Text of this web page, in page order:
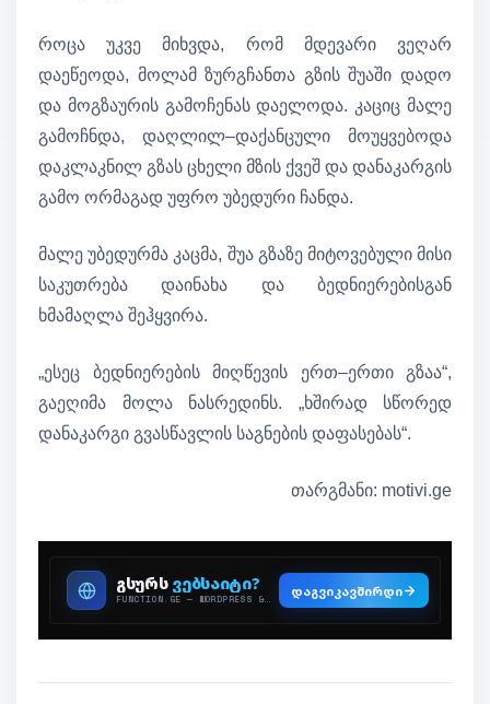
როცა უკვე მიხვდა, რომ მდევარი ვეღარ
დაეწეოდა, მოლამ ზურგჩანთა გზის შუაში დადო
და მოგზაურის გამოჩენას დაელოდა. კაციც მალე
გამოჩნდა, დაღლილ–დაქანცული მოუყვებოდა
დაკლაკნილ გზას ცხელი მზის ქვეშ და დანაკარგის
გამო ორმაგად უფრო უბედური ჩანდა.
მალე უბედურმა კაცმა, შუა გზაზე მიტოვებული მისი
საკუთრება დაინახა და ბედნიერებისგან
ხმამაღლა შეჰყვირა.
„ესეც ბედნიერების მიღწევის ერთ–ერთი გზაა“,
გაეღიმა მოლა ნასრედინს. „ხშირად სწორედ
დანაკარგი გვასწავლის საგნების დაფასებას“.
თარგმანი: motivi.ge